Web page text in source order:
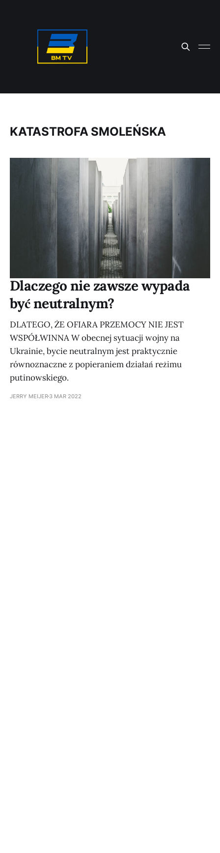
KATASTROFA SMOLEŃSKA
Dlaczego nie zawsze wypada
być neutralnym?
DLATEGO, ŻE OFIARA PRZEMOCY NIE JEST
WSPÓŁWINNA W obecnej sytuacji wojny na
Ukrainie, bycie neutralnym jest praktycznie
równoznaczne z popieraniem działań reżimu
putinowskiego.
JERRY MEIJER 3 MAR 2022